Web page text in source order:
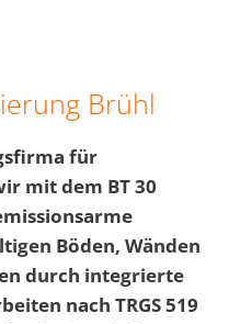
Brühl
für
mit dem BT 30
Böden, Wänden
durch integrierte
nach TRGS 519